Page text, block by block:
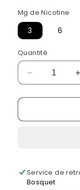
Mg de Nicotine
3 6
Quantité
Réduire
la
quantité
Le
Service de
Bosquet